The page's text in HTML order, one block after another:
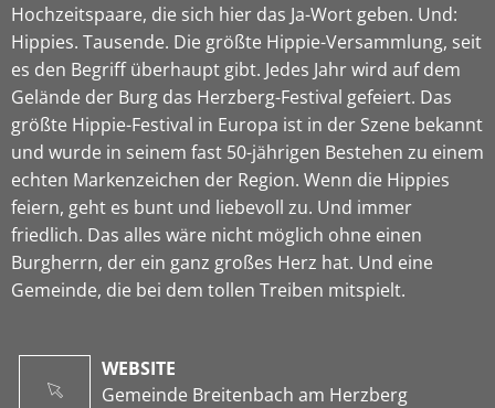
Hochzeitspaare, die sich hier das Ja-Wort geben. Und:
Hippies. Tausende. Die größte Hippie-Versammlung, seit
es den Begriff überhaupt gibt. Jedes Jahr wird auf dem
Gelände der Burg das Herzberg-Festival gefeiert. Das
größte Hippie-Festival in Europa ist in der Szene bekannt
und wurde in seinem fast 50-jährigen Bestehen zu einem
echten Markenzeichen der Region. Wenn die Hippies
feiern, geht es bunt und liebevoll zu. Und immer
friedlich. Das alles wäre nicht möglich ohne einen
Burgherrn, der ein ganz großes Herz hat. Und eine
Gemeinde, die bei dem tollen Treiben mitspielt.
WEBSITE
Gemeinde Breitenbach am Herzberg